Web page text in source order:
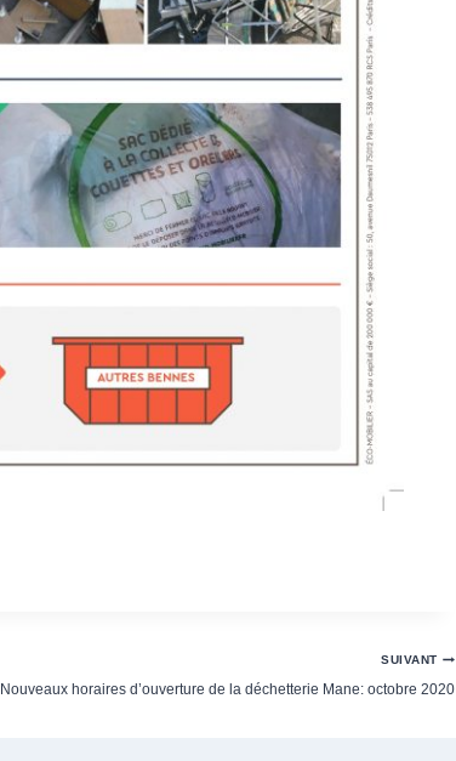
SUIVANT
Nouveaux horaires d’ouverture de la déchetterie Mane: octobre 2020